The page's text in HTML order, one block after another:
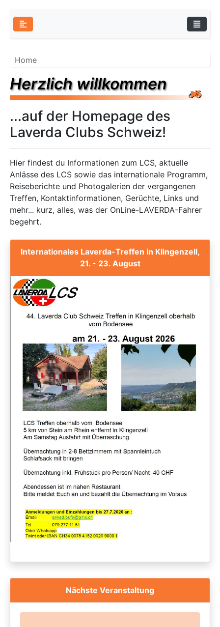
Home
Herzlich willkommen
...auf der Homepage des
Laverda Clubs Schweiz!
Hier findest du Informationen zum LCS, aktuelle
Anlässe des LCS sowie das internationale Programm,
Reiseberichte und Photogalerien der vergangenen
Treffen, Kontaktinformationen, Gerüchte, Links und
mehr... kurz, alles, was der OnLine-LAVERDA-Fahrer
begehrt.
Internationales Laverda-Treffen in Klingenzell,
21. - 23. August
Nächste Veranstaltung